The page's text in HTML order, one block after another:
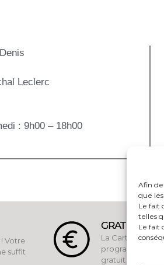
Afin
que
Le fait
telles
Le fait
Leclerc
: 9h00 – 18h00
Votre
suffit
GRATUIT
La Carte Fid est
programme 100%
gratuit qui vous